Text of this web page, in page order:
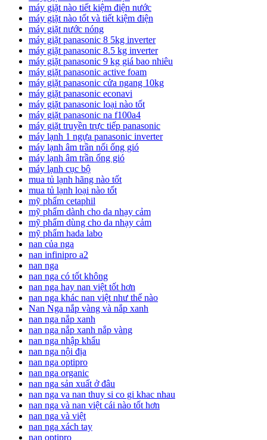
máy giặt nào tiết kiệm điện nước
máy giặt nào tốt và tiết kiệm điện
máy giặt nước nóng
máy giặt panasonic 8 5kg inverter
máy giặt panasonic 8.5 kg inverter
máy giặt panasonic 9 kg giá bao nhiêu
máy giặt panasonic active foam
máy giặt panasonic cửa ngang 10kg
máy giặt panasonic econavi
máy giặt panasonic loại nào tốt
máy giặt panasonic na f100a4
máy giặt truyền trực tiếp panasonic
máy lạnh 1 ngựa panasonic inverter
máy lạnh âm trần nối ống gió
máy lạnh âm trần ống gió
máy lạnh cục bộ
mua tủ lạnh hãng nào tốt
mua tủ lạnh loại nào tốt
mỹ phẩm cetaphil
mỹ phẩm dành cho da nhạy cảm
mỹ phẩm dùng cho da nhạy cảm
mỹ phẩm hada labo
nan của nga
nan infinipro a2
nan nga
nan nga có tốt không
nan nga hay nan việt tốt hơn
nan nga khác nan việt như thế nào
Nan Nga nắp vàng và nắp xanh
nan nga nắp xanh
nan nga nắp xanh nắp vàng
nan nga nhập khẩu
nan nga nội địa
nan nga optipro
nan nga organic
nan nga sản xuất ở đâu
nan nga va nan thuy si co gi khac nhau
nan nga và nan việt cái nào tốt hơn
nan nga và việt
nan nga xách tay
nan optipro